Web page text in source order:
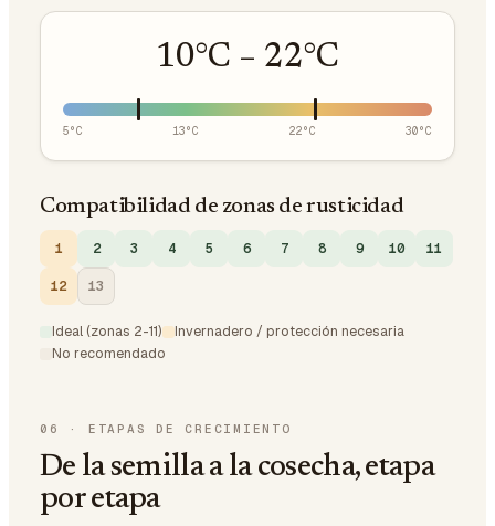
10°C – 22°C
5°C 13°C 22°C 30°C
Compatibilidad de zonas de rusticidad
1 2 3 4 5 6 7 8 9 10 11
12 13
Ideal (zonas 2-11)
Invernadero / protección necesaria
No recomendado
06 · ETAPAS DE CRECIMIENTO
De la semilla a la cosecha, etapa
por etapa